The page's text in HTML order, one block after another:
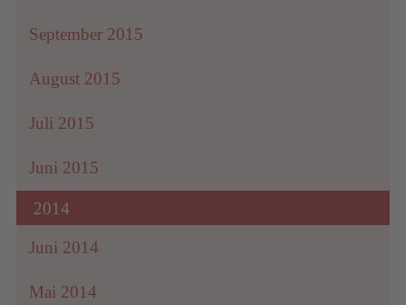
September 2015
August 2015
Juli 2015
Juni 2015
2014
Juni 2014
Mai 2014